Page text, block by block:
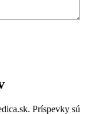
Príspevky sú